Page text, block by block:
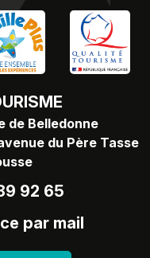
de Belledonne
du Père Tasse
92 65
par mail